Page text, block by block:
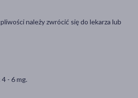
należy zwrócić się do lekarza lub
- 6 mg.